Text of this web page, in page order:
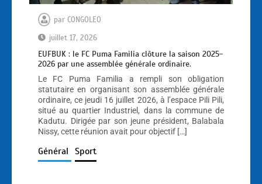
par CONGOLEO
juillet 17, 2026
EUFBUK : le FC Puma Familia clôture la saison 2025-
2026 par une assemblée générale ordinaire.
Le FC Puma Familia a rempli son obligation
statutaire en organisant son assemblée générale
ordinaire, ce jeudi 16 juillet 2026, à l’espace Pili Pili,
situé au quartier Industriel, dans la commune de
Kadutu. Dirigée par son jeune président, Balabala
Nissy, cette réunion avait pour objectif […]
Général Sport